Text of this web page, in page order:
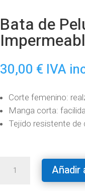
Bata de
30,00 € IVA
Corte femenino:
Manga corta:
Tejido resistente de
Añadir